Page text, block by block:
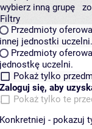
wybierz inną grupę
Filtry
Przedmioty
innej jednostki uczelni.
Przedmioty
jednostkę uczelni.
Pokaż tylko
Zaloguj się, aby
Pokaż tylko te
Konkretniej - pokazuj